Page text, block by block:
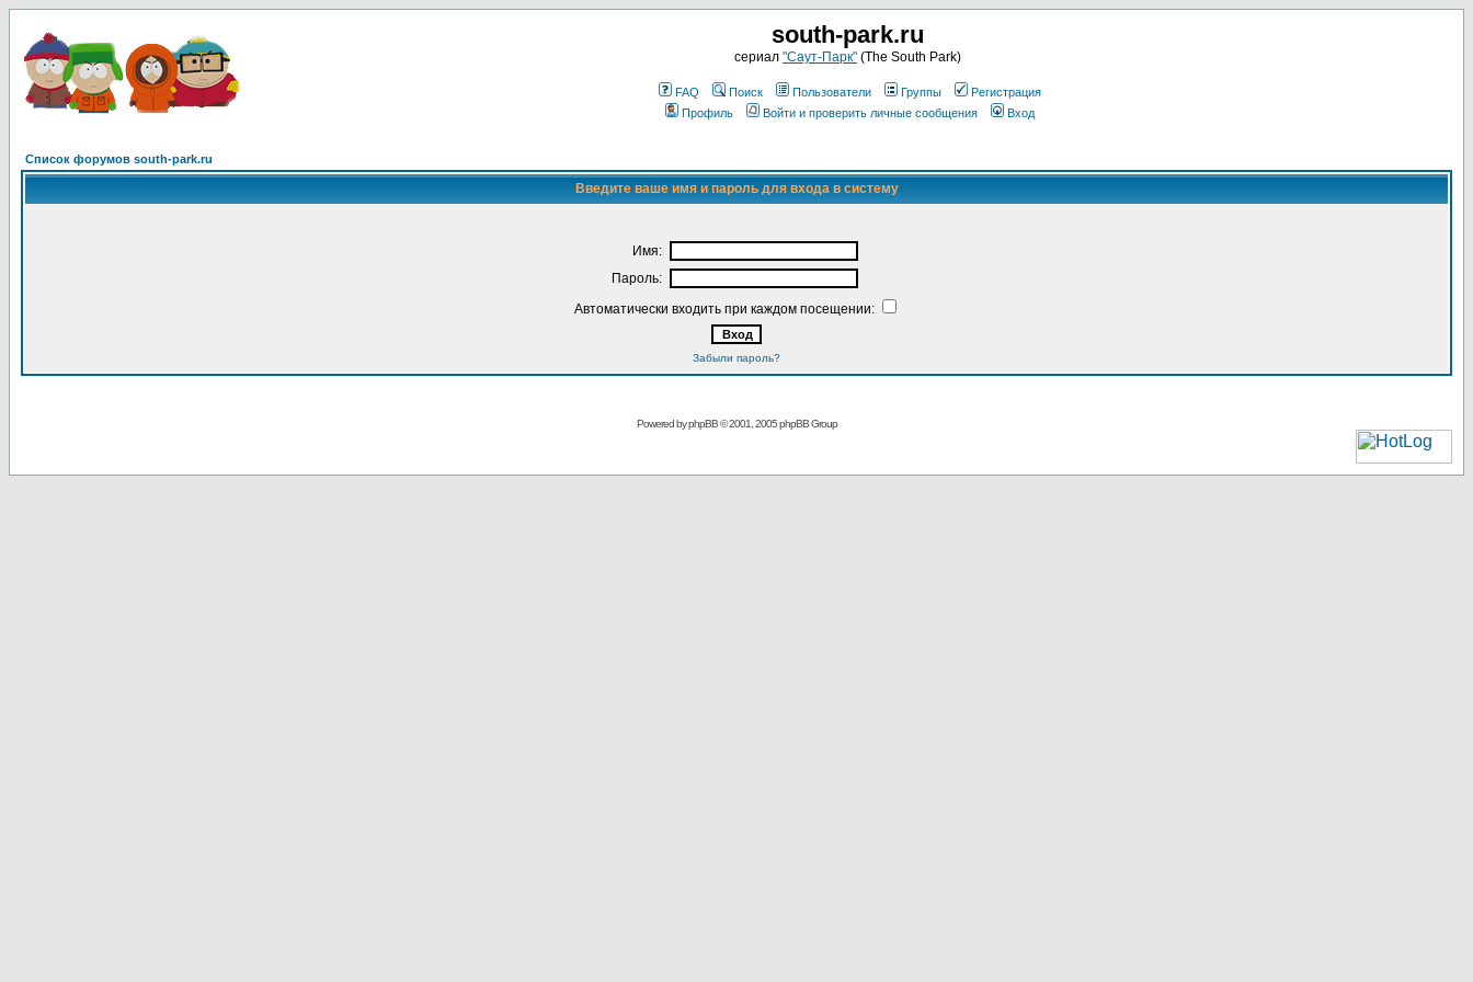
south-park.ru
сериал "Саут-Парк" (The South Park)
FAQ Поиск Пользователи Группы
Регистрация
Профиль
Войти и проверить личные сообщения Вход
Список форумов south-park.ru
Введите ваше имя и пароль для входа в систему
Имя:
Пароль:
Автоматически входить при каждом посещении:
Забыли пароль?
Powered byphpBB© 2001, 2005 phpBB Group